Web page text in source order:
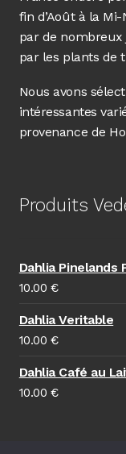
fin d’Août à la
par de nombreux
par les plants de
Nous avons
intéressantes
provenance de
Produits
Dahlia Pinelands
10.00 €
Dahlia Veritable
10.00 €
Dahlia Café au
10.00 €